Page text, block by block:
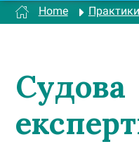
Home Практики
Судова